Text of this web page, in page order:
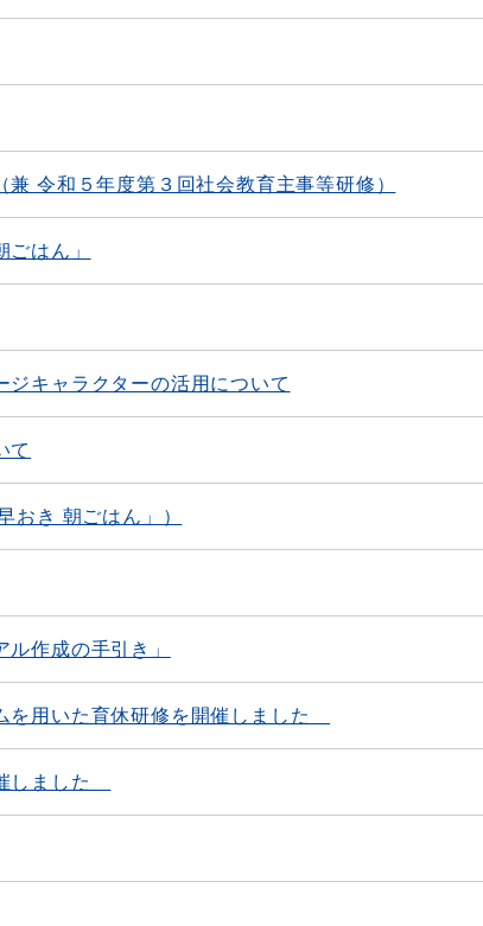
令和５年度第３回社会教育主事等研修）
はん」
ジキャラクターの活用について
て
おき 朝ごはん」）
作成の手引き」
を用いた育休研修を開催しました
しました